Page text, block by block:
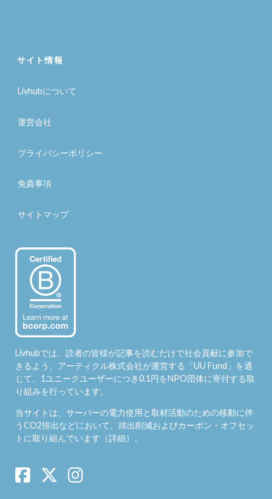
サイト情報
Livhubについて
運営会社
プライバシーポリシー
免責事項
サイトマップ
Livhubでは、読者の皆様が記事を読むだけで社会貢献に参加で
きるよう、アーティクル株式会社が運営する「UU Fund 」を通
じて、1ユニークユーザーにつき0.1円をNPO団体に寄付する取
り組みを行っています。
当サイトは、サーバーの電力使用と取材活動のための移動に伴
うCO2排出などにおいて、排出削減およびカーボン・オフセッ
トに取り組んでいます（詳細）。